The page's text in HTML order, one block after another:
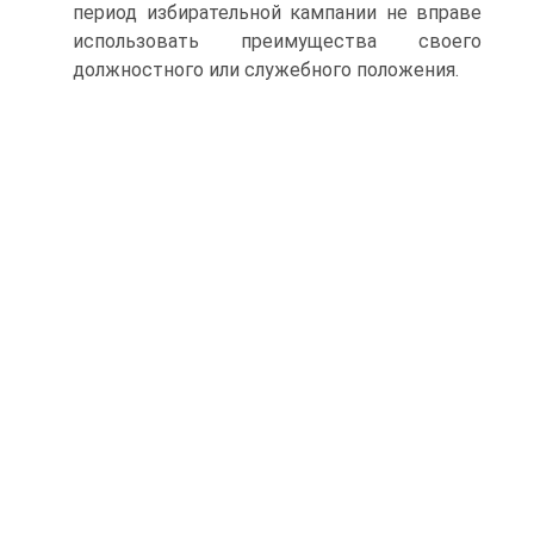
период избирательной кампании не вправе
использовать преимущества своего
должностного или служебного положения.